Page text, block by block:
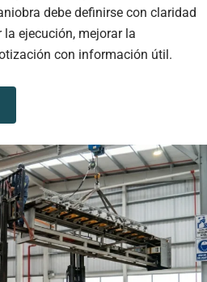
debe definirse con claridad
ejecución, mejorar la
con información útil.